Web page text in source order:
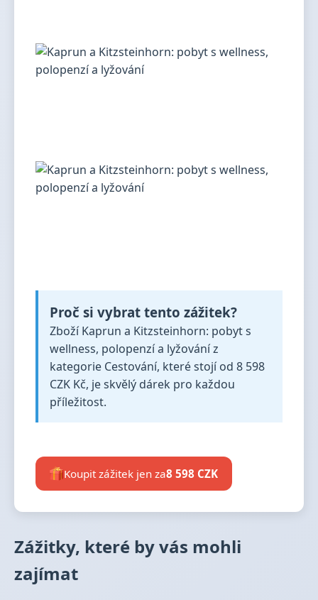
Proč si vybrat tento zážitek?
Zboží Kaprun a Kitzsteinhorn: pobyt s
wellness, polopenzí a lyžování z
kategorie Cestování, které stojí od 8 598
CZK Kč, je skvělý dárek pro každou
příležitost.
Koupit zážitek jen za8 598 CZK
Zážitky, které by vás mohli
zajímat